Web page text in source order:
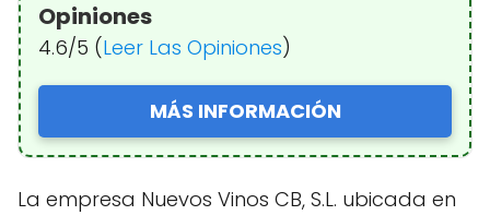
Opiniones
4.6/5 (Leer Las Opiniones)
MÁS INFORMACIÓN
La empresa Nuevos Vinos CB, S.L. ubicada en